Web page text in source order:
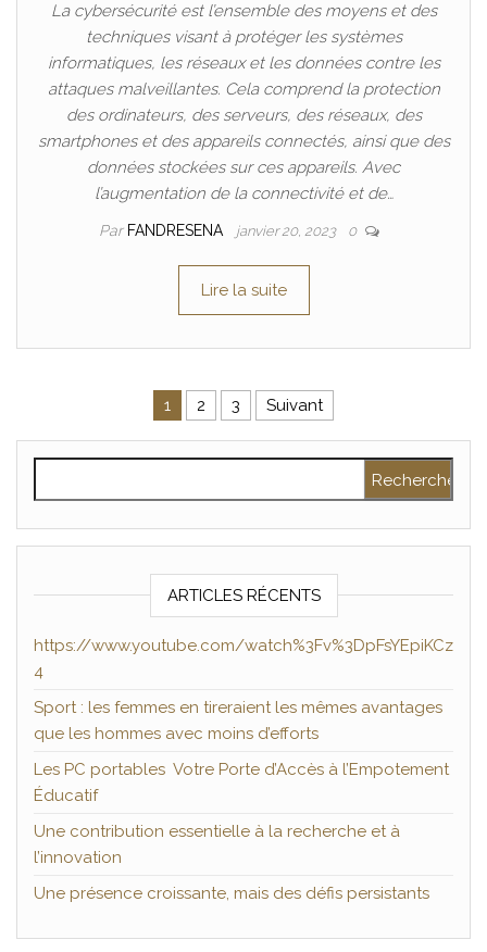
La cybersécurité est l’ensemble des moyens et des
techniques visant à protéger les systèmes
informatiques, les réseaux et les données contre les
attaques malveillantes. Cela comprend la protection
des ordinateurs, des serveurs, des réseaux, des
smartphones et des appareils connectés, ainsi que des
données stockées sur ces appareils. Avec
l’augmentation de la connectivité et de…
Par FANDRESENA janvier 20, 2023 0
Lire la suite
Pagination des publications
1 2 3 Suivant
ARTICLES RÉCENTS
https://www.youtube.com/watch%3Fv%3DpFsYEpiKCz
4
Sport : les femmes en tireraient les mêmes avantages
que les hommes avec moins d’efforts
Les PC portables Votre Porte d’Accès à l’Empotement
Éducatif
Une contribution essentielle à la recherche et à
l’innovation
Une présence croissante, mais des défis persistants